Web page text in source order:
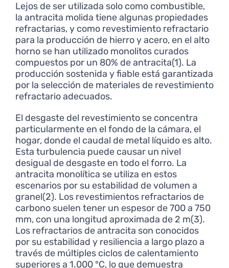
Lejos de ser utilizada solo como combustible,
la antracita molida tiene algunas propiedades
refractarias, y como revestimiento refractario
para la producción de hierro y acero, en el alto
horno se han utilizado monolitos curados
compuestos por un 80% de antracita(1). La
producción sostenida y fiable está garantizada
por la selección de materiales de revestimiento
refractario adecuados.
El desgaste del revestimiento se concentra
particularmente en el fondo de la cámara, el
hogar, donde el caudal de metal líquido es alto.
Esta turbulencia puede causar un nivel
desigual de desgaste en todo el forro. La
antracita monolítica se utiliza en estos
escenarios por su estabilidad de volumen a
granel(2). Los revestimientos refractarios de
carbono suelen tener un espesor de 700 a 750
mm, con una longitud aproximada de 2 m(3).
Los refractarios de antracita son conocidos
por su estabilidad y resiliencia a largo plazo a
través de múltiples ciclos de calentamiento
superiores a 1.000 °C, lo que demuestra